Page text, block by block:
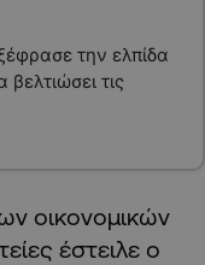
την ελπίδα
τις
οικονομικών
έστειλε ο